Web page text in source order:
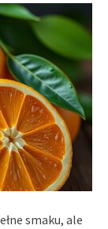
smaku, ale